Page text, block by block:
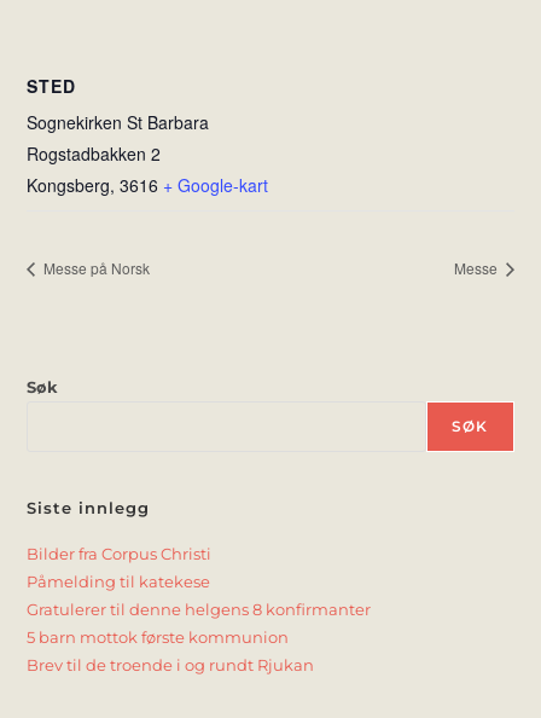
STED
Sognekirken St Barbara
Rogstadbakken 2
Kongsberg, 3616 + Google-kart
Messe på Norsk Messe
Søk
SØK
Siste innlegg
Bilder fra Corpus Christi
Påmelding til katekese
Gratulerer til denne helgens 8 konfirmanter
5 barn mottok første kommunion
Brev til de troende i og rundt Rjukan